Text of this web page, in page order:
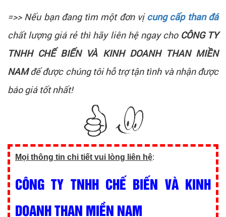
=>> Nếu bạn đang tìm một đơn vịcung cấp than đá
chất lượng giá rẻ thì hãy liên hệ ngay cho CÔNG TY
TNHH CHẾ BIẾN VÀ KINH DOANH THAN MIỀN
NAMđể được chúng tôi hỗ trợ tận tình và nhận được
báo giá tốt nhất!
Mọi thông tin chi tiết vui lòng liên hệ:
CÔNG TY TNHH CHẾ BIẾN VÀ KINH
DOANH THAN MIỀN NAM